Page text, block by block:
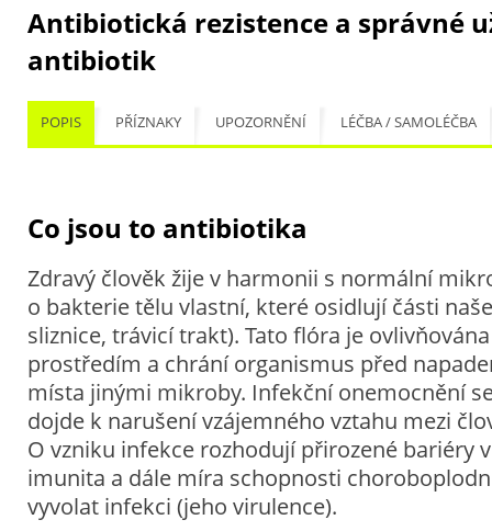
Antibiotická rezistence a správné
antibiotik
POPIS PŘÍZNAKY UPOZORNĚNÍ LÉČBA / SAMOLÉČBA
Co jsou to antibiotika
Zdravý člověk žije v harmonii s normální
o bakterie tělu vlastní, které osidlují části
sliznice, trávicí trakt). Tato flóra je
prostředím a chrání organismus před
místa jinými mikroby. Infekční onemocnění
dojde k narušení vzájemného vztahu mezi
O vzniku infekce rozhodují přirozené bariéry
imunita a dále míra schopnosti
vyvolat infekci (jeho virulence).